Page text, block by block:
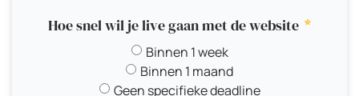
Hoe snel wil je live gaan met de website
Binnen 1 week
Binnen 1 maand
Geen specifieke deadline